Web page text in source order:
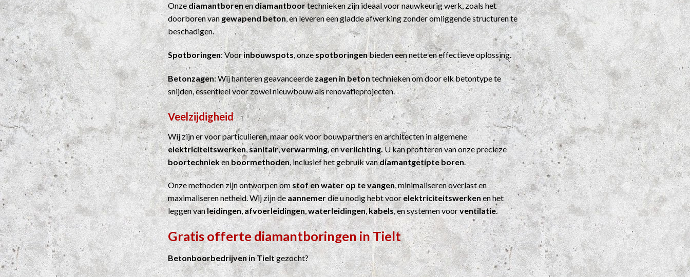
Onzediamantborenendiamantboortechnieken zijn ideaal voor nauwkeurig werk, zoals het
doorboren vangewapend beton, en leveren een gladde afwerking zonder omliggende structuren te
beschadigen.
Spotboringen: Voorinbouwspots, onzespotboringenbieden een nette en effectieve oplossing.
Betonzagen: Wij hanteren geavanceerdezagen in betontechnieken om door elk betontype te
snijden, essentieel voor zowel nieuwbouw als renovatieprojecten.
Veelzijdigheid
Wij zijn er voor particulieren, maar ook voor bouwpartners en architecten in algemene
elektriciteitswerken,sanitair,verwarming, enverlichting.U kan profiteren van onze precieze
boortechniekenboormethoden, inclusief het gebruik vandiamantgetipte boren.
Onze methoden zijn ontworpen om stof en water op te vangen, minimaliseren overlast en
maximaliseren netheid. Wij zijn deaannemerdie u nodig hebt voorelektriciteitswerkenen het
leggen vanleidingen,afvoerleidingen,waterleidingen,kabels, en systemen voorventilatie.
Gratis offerte diamantboringen in Tielt
Betonboorbedrijven in Tieltgezocht?